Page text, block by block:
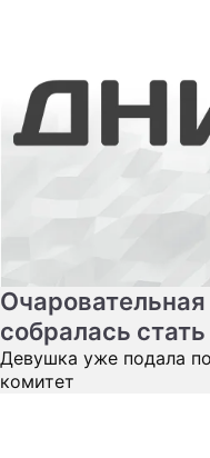
собралась
Девушка уже подала
комитет